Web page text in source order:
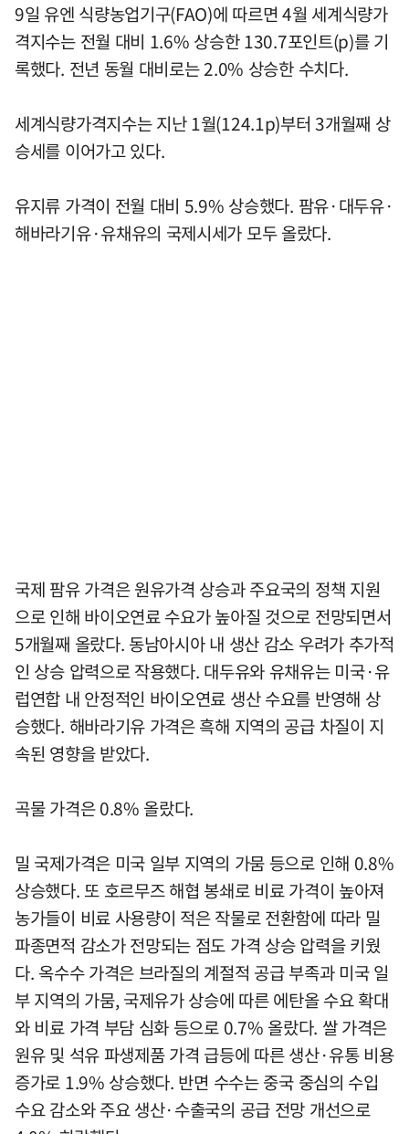
9일 유엔 식량농업기구(FAO)에 따르면 4월 세계식량가
격지수는 전월 대비 1.6% 상승한 130.7포인트(p)를 기
록했다. 전년 동월 대비로는 2.0% 상승한 수치다.
세계식량가격지수는 지난 1월(124.1p)부터 3개월째 상
승세를 이어가고 있다.
유지류 가격이 전월 대비 5.9% 상승했다. 팜유·대두유·
해바라기유·유채유의 국제시세가 모두 올랐다.
국제 팜유 가격은 원유가격 상승과 주요국의 정책 지원
으로 인해 바이오연료 수요가 높아질 것으로 전망되면서
5개월째 올랐다. 동남아시아 내 생산 감소 우려가 추가적
인 상승 압력으로 작용했다. 대두유와 유채유는 미국·유
럽연합 내 안정적인 바이오연료 생산 수요를 반영해 상
승했다. 해바라기유 가격은 흑해 지역의 공급 차질이 지
속된 영향을 받았다.
곡물 가격은 0.8% 올랐다.
밀 국제가격은 미국 일부 지역의 가뭄 등으로 인해 0.8%
상승했다. 또 호르무즈 해협 봉쇄로 비료 가격이 높아져
농가들이 비료 사용량이 적은 작물로 전환함에 따라 밀
파종면적 감소가 전망되는 점도 가격 상승 압력을 키웠
다. 옥수수 가격은 브라질의 계절적 공급 부족과 미국 일
부 지역의 가뭄, 국제유가 상승에 따른 에탄올 수요 확대
와 비료 가격 부담 심화 등으로 0.7% 올랐다. 쌀 가격은
원유 및 석유 파생제품 가격 급등에 따른 생산·유통 비용
증가로 1.9% 상승했다. 반면 수수는 중국 중심의 수입
수요 감소와 주요 생산·수출국의 공급 전망 개선으로